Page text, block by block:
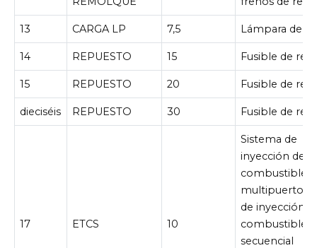
13 CARGA LP 7,5 Lámpara de
14 REPUESTO 15 Fusible de
15 REPUESTO 20 Fusible de
dieciséis REPUESTO 30 Fusible de
17 ETCS 10
Sistema de
inyección de
combustible
multipuerto/
de inyección
combustible
secuencial